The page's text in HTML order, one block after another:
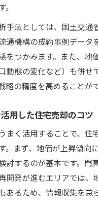
手法としては、国土交通
通機構の成約事例データ
をつかみます。また、地
動態の変化など）も併せ
略の精度を高めることが
用した住宅売却のコツ
まく活用することで、住
。まず、地価が上昇傾向
討するのが基本です。門
開発が進むエリアでは、
あるため、情報収集を怠